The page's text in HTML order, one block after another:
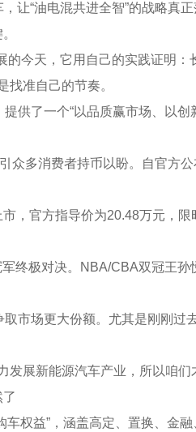
“油电混共进全智”的战略真正
今天，它用自己的实践证明：
准自己的节奏。
供了一个“以品质赢市场、以创
众多消费者持币以盼。自官方公
，官方指导价为20.48万元，限
终极对决。NBA/CBA双冠王孙
市场更大份额。尤其是刚刚过
展新能源汽车产业，所以咱们
权益”，涵盖高定、置换、金融